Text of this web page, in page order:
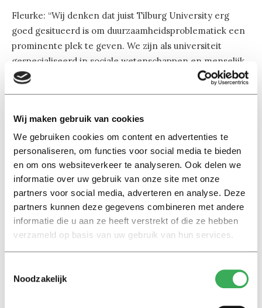
Wij maken gebruik van cookies
We gebruiken cookies om content en advertenties te
personaliseren, om functies voor social media te bieden
en om ons websiteverkeer te analyseren. Ook delen we
informatie over uw gebruik van onze site met onze
partners voor social media, adverteren en analyse. Deze
partners kunnen deze gegevens combineren met andere
informatie die u aan ze heeft verstrekt of die ze hebben
verzameld op basis van uw gebruik van hun services.
Noodzakelijk
Fleurke: “Wij denken dat juist Tilburg University erg
goed gesitueerd is om duurzaamheidsproblematiek een
prominente plek te geven. We zijn als universiteit
gespecialiseerd in sociale wetenschappen en menselijk
gedrag, bovendien is onze contextuele manier van
werken heel kenmerkend. Het ligt erg in het verlengde
Op naar een duurzamere universiteit
Hoewel het essay nadrukkelijk bedoeld is als een
opening voor verdere discussie, geven de onderzoekers
ook een aantal aanbevelingen voor een duurzame
koerswijziging in Tilburg. Bijvoorbeeld door het mission
statement te veranderen in:
Understanding a Sustainable
Society.
zeggen dit is ons motto en sustainability vervolgens niet